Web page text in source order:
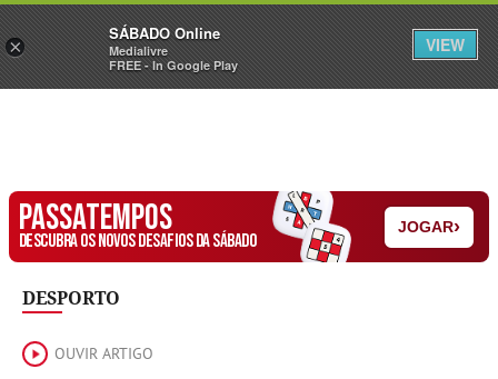
Sábado Assine Iniciar Sessão
PASSATEMPOS
DESCUBRA OS NOVOS DESAFIOS DA SÁBADO
JOGAR›
DESPORTO
OUVIR ARTIGO
×
SÁBADO Online
Medialivre
FREE - In Google Play
VIEW